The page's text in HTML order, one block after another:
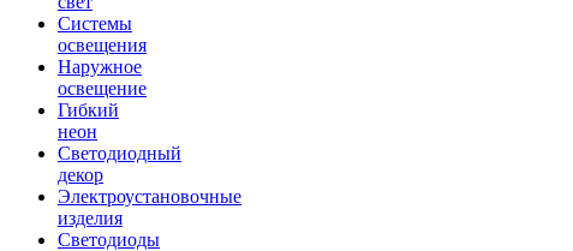
Системы
освещения
Наружное
освещение
Гибкий
неон
Светодиодный
декор
Электроустановочные
изделия
Светодиоды